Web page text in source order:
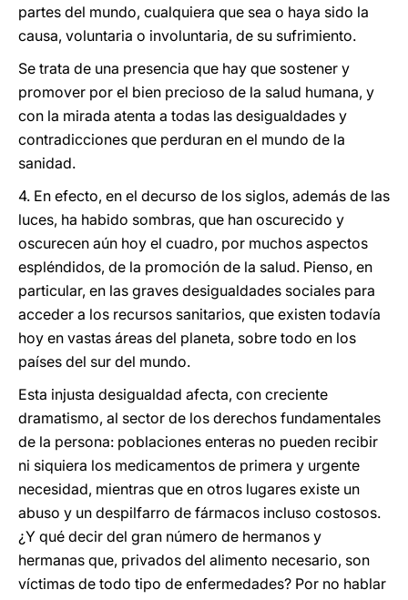
partes del mundo, cualquiera que sea o haya sido la
causa, voluntaria o involuntaria, de su sufrimiento.
Se trata de una presencia que hay que sostener y
promover por el bien precioso de la salud humana, y
con la mirada atenta a todas las desigualdades y
contradicciones que perduran en el mundo de la
sanidad.
4. En efecto, en el decurso de los siglos, además de las
luces, ha habido sombras, que han oscurecido y
oscurecen aún hoy el cuadro, por muchos aspectos
espléndidos, de la promoción de la salud. Pienso, en
particular, en las graves desigualdades sociales para
acceder a los recursos sanitarios, que existen todavía
hoy en vastas áreas del planeta, sobre todo en los
países del sur del mundo.
Esta injusta desigualdad afecta, con creciente
dramatismo, al sector de los derechos fundamentales
de la persona: poblaciones enteras no pueden recibir
ni siquiera los medicamentos de primera y urgente
necesidad, mientras que en otros lugares existe un
abuso y un despilfarro de fármacos incluso costosos.
¿Y qué decir del gran número de hermanos y
hermanas que, privados del alimento necesario, son
víctimas de todo tipo de enfermedades? Por no hablar